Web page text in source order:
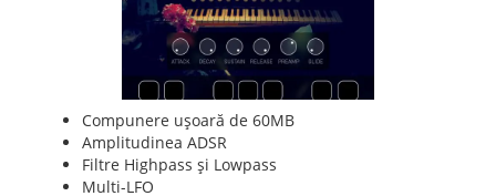
Compunere ușoară de 60MB
Amplitudinea ADSR
Filtre Highpass și Lowpass
Multi-LFO